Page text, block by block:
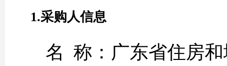
1.采购人信息
名 称：广东省住房